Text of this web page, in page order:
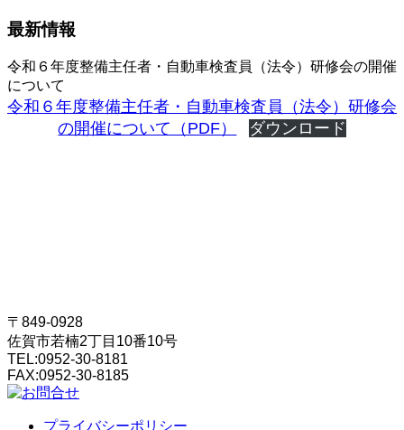
最新情報
令和６年度整備主任者・自動車検査員（法令）研修会の開催
について
令和６年度整備主任者・自動車検査員（法令）研修会
の開催について（PDF）
ダウンロード
〒849-0928
佐賀市若楠2丁目10番10号
TEL:0952-30-8181
FAX:0952-30-8185
プライバシーポリシー